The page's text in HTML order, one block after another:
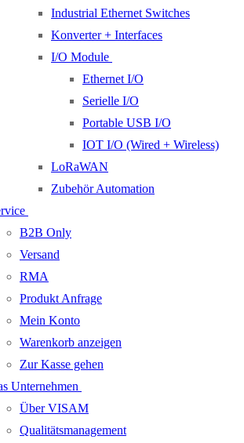
Industrial Ethernet Switches
Konverter + Interfaces
I/O Module
Ethernet I/O
Serielle I/O
Portable USB I/O
IOT I/O (Wired + Wireless)
LoRaWAN
Zubehör Automation
B2B Only
Versand
RMA
Produkt Anfrage
Mein Konto
Warenkorb anzeigen
Zur Kasse gehen
Unternehmen
Über VISAM
Qualitätsmanagement